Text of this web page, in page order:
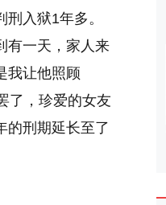
入狱1年多。
有一天，家人来
我让他照顾
了，珍爱的女友
的刑期延长至了